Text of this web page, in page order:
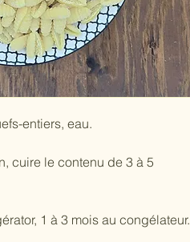
entiers, eau.
cuire le contenu de 3 à 5
1 à 3 mois au congélateur.